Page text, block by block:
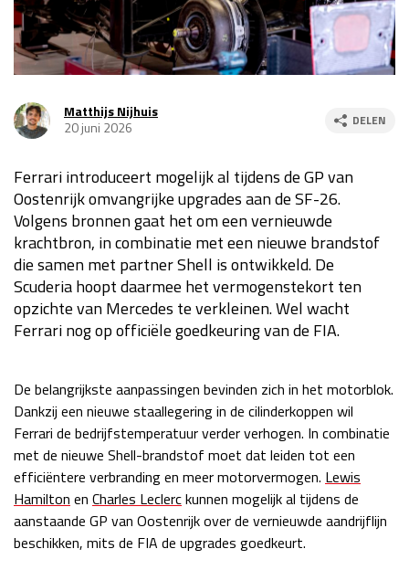
Race
za 13:00 - 15:00
Kwalificatie
za 23:00 - 00:00
Race
zo 21:00 - 23:00
GP MEXICO 2026 30 okt - 01 nov
Kwalificatie
za 22:00 - 23:00
Race
zo 21:00 - 23:00
Kwalificatie
za 19:00 - 20:00
Race
zo 18:00 - 20:00
LAS VEGAS GRAND PRIX 2026 20 - 22 nov
Kwalificatie
za 05:00 - 06:00
Race
zo 05:00 - 07:00
GP ABU DHABI 2026 04 - 06 dec
Kwalificatie
za 15:00 - 16:00
Matthijs Nijhuis
20 juni 2026
DELEN
Ferrari introduceert mogelijk al tijdens de GP van
Oostenrijk omvangrijke upgrades aan de SF-26.
Volgens bronnen gaat het om een vernieuwde
krachtbron, in combinatie met een nieuwe brandstof
die samen met partner Shell is ontwikkeld. De
Scuderia hoopt daarmee het vermogenstekort ten
opzichte van Mercedes te verkleinen. Wel wacht
Ferrari nog op officiële goedkeuring van de FIA.
De belangrijkste aanpassingen bevinden zich in het motorblok.
Dankzij een nieuwe staallegering in de cilinderkoppen wil
Ferrari de bedrijfstemperatuur verder verhogen. In combinatie
met de nieuwe Shell-brandstof moet dat leiden tot een
efficiëntere verbranding en meer motorvermogen. Lewis
Hamilton en Charles Leclerckunnen mogelijk al tijdens de
aanstaande GP van Oostenrijk over de vernieuwde aandrijflijn
beschikken, mits de FIA de upgrades goedkeurt.